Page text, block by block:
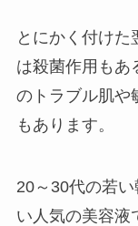
とにかく付けた
は殺菌作用もあ
のトラブル肌や
もあります。
20～30代の若
い人気の美容液